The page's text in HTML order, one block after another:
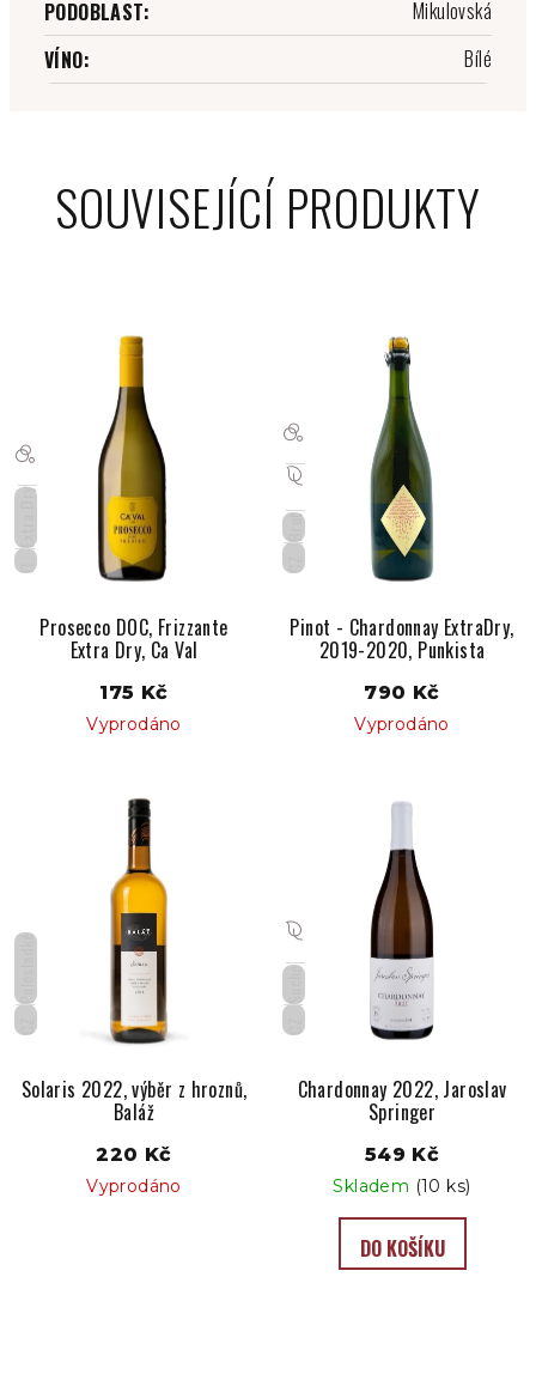
PODOBLAST:
Mikulovská
VÍNO: Bílé
SOUVISEJÍCÍ PRODUKTY
IT
Prosecco DOC, Frizzante
Extra Dry, Ca Val
175 Kč
Vyprodáno
CZ
Brut
Pinot - Chardonnay ExtraDry,
2019-2020, Punkista
790 Kč
Vyprodáno
CZ
Solaris 2022, výběr z hroznů,
Baláž
220 Kč
Vyprodáno
CZ
Suché
Chardonnay 2022, Jaroslav
Springer
549 Kč
Skladem (10 ks)
DO KOŠÍKU